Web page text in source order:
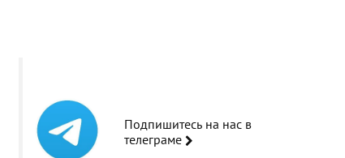
Подпишитесь на нас в
телеграме